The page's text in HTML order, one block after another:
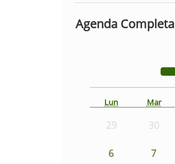
Agenda Completa
Lun Mar
29 30
6 7